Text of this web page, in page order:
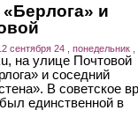
и
сентября 24 , понедельник ,
на улице Почтовой
и соседний
В советское
единственной в